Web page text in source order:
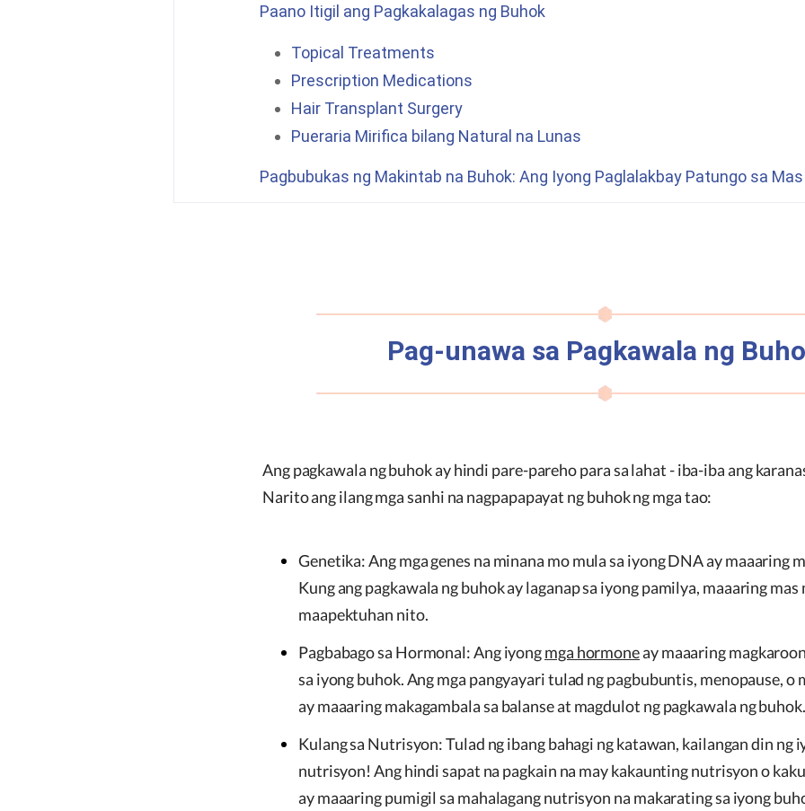
Paano Itigil ang Pagkakalagas ng Buhok
Topical Treatments
Prescription Medications
Hair Transplant Surgery
Pueraria Mirifica bilang Natural na Lunas
Pagbubukas ng Makintab na Buhok: Ang Iyong Paglalakbay Patungo sa
Pag-unawa sa Pagkawala ng
Ang pagkawala ng buhok ay hindi pare-pareho para sa lahat - iba-iba ang
Narito ang ilang mga sanhi na nagpapapayat ng buhok ng mga tao:
Genetika: Ang mga genes na minana mo mula sa iyong DNA ay maaaring
Kung ang pagkawala ng buhok ay laganap sa iyong pamilya, maaaring mas
maapektuhan nito.
Pagbabago sa Hormonal: Ang iyongmga hormoneay maaaring
sa iyong buhok. Ang mga pangyayari tulad ng pagbubuntis, menopause, o
ay maaaring makagambala sa balanse at magdulot ng pagkawala ng buhok.
Kulang sa Nutrisyon: Tulad ng ibang bahagi ng katawan, kailangan din ng
nutrisyon! Ang hindi sapat na pagkain na may kakaunting nutrisyon o
ay maaaring pumigil sa mahalagang nutrisyon na makarating sa iyong